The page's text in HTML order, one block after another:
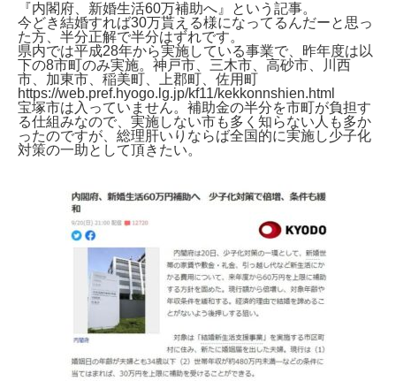
『内閣府、新婚生活60万補助へ』という記事。
今どき結婚すれば30万貰える様になってるんだーと思っ
た方、半分正解で半分はずれです。
県内では平成28年から実施している事業で、昨年度は以
下の8市町のみ実施。神戸市、三木市、高砂市、川西
市、加東市、稲美町、上郡町、佐用町
https://web.pref.hyogo.lg.jp/kf11/kekkonnshien.html
宝塚市は入っていません。補助金の半分を市町が負担す
る仕組みなので、実施しない市も多く知らない人も多か
ったのですが、総理肝いりならば全国的に実施し少子化
対策の一助として頂きたい。